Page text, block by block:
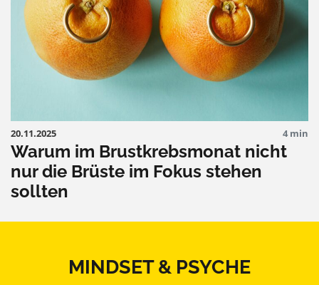
20.11.2025 4 min
Warum im Brustkrebsmonat nicht
nur die Brüste im Fokus stehen
sollten
MINDSET & PSYCHE